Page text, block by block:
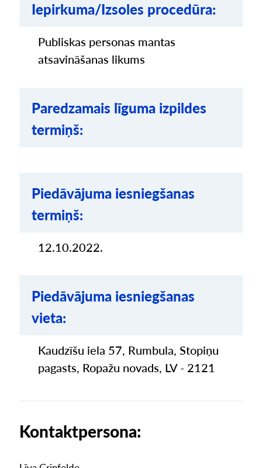
Iepirkuma/Izsoles procedūra:
Publiskas personas mantas
atsavināšanas likums
Paredzamais līguma izpildes
termiņš:
Piedāvājuma iesniegšanas
termiņš:
12.10.2022.
Piedāvājuma iesniegšanas
vieta:
Kaudzīšu iela 57, Rumbula, Stopiņu
pagasts, Ropažu novads, LV - 2121
Kontaktpersona: